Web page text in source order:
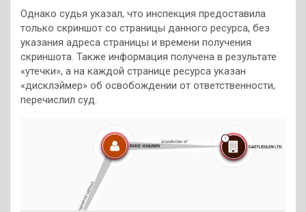
Однако судья указал, что инспекция предоставила
только скриншот со страницы данного ресурса, без
указания адреса страницы и времени получения
скриншота. Также информация получена в результате
«утечки», а на каждой странице ресурса указан
«дисклэймер» об освобождении от ответственности,
перечислил суд.